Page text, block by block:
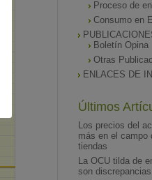
Proceso de
Consumo en
Boletín Opina
Otras
ENLACES DE
Últimos
Los precios del
más en el campo
tiendas
La OCU tilda de
son